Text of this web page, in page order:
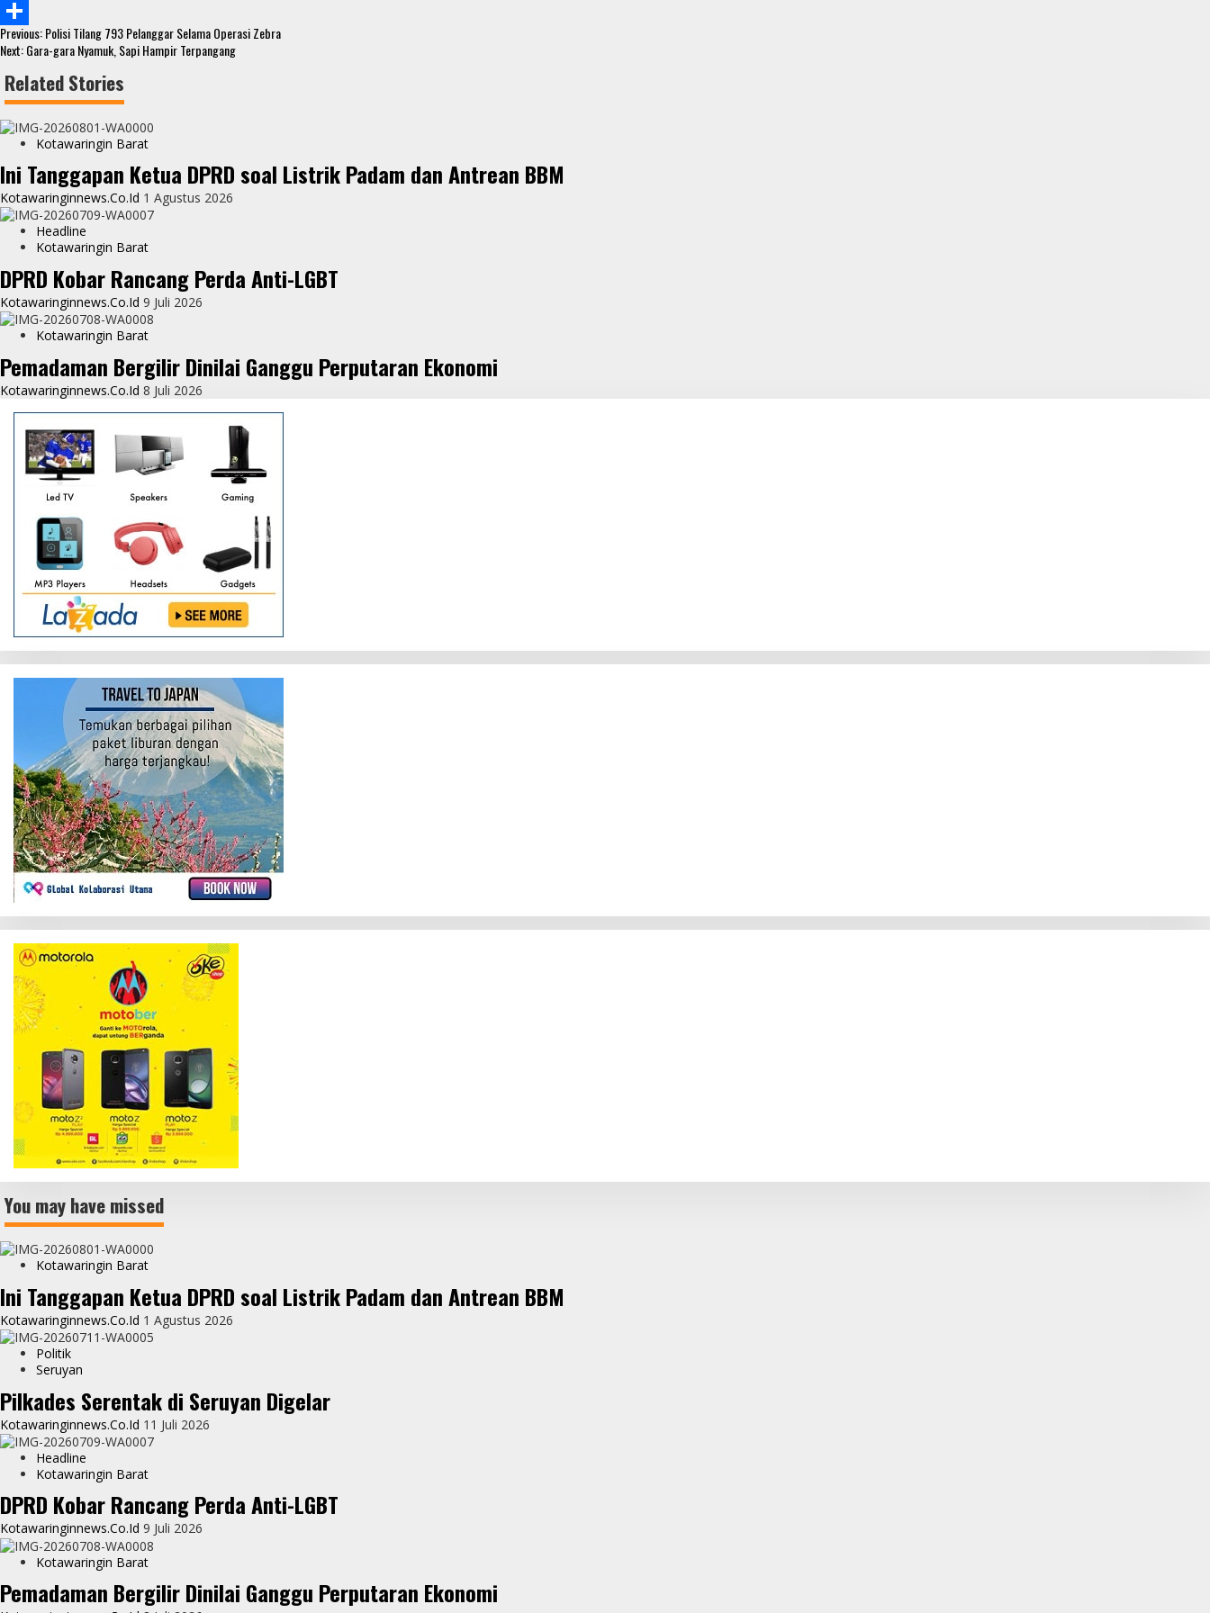
o
o
k
t
e
t
s
A
p
s
s
e
n
e
r
S
a
r
Continue
Reading
Previous:Polisi Tilang 793 Pelanggar Selama Operasi Zebra
Next:Gara-gara Nyamuk, Sapi Hampir Terpangang
Related Stories
Kotawaringin Barat
Ini Tanggapan Ketua DPRD soal Listrik Padam dan Antrean BBM
Kotawaringinnews.co.id 1 Agustus 2026
Headline
Kotawaringin Barat
DPRD Kobar Rancang Perda Anti-LGBT
Kotawaringinnews.co.id 9 Juli 2026
Kotawaringin Barat
Pemadaman Bergilir Dinilai Ganggu Perputaran Ekonomi
Kotawaringinnews.co.id 8 Juli 2026
You may have missed
Kotawaringin Barat
Ini Tanggapan Ketua DPRD soal Listrik Padam dan Antrean BBM
Kotawaringinnews.co.id 1 Agustus 2026
Politik
Seruyan
Pilkades Serentak di Seruyan Digelar
Kotawaringinnews.co.id 11 Juli 2026
Headline
Kotawaringin Barat
DPRD Kobar Rancang Perda Anti-LGBT
Kotawaringinnews.co.id 9 Juli 2026
Kotawaringin Barat
Pemadaman Bergilir Dinilai Ganggu Perputaran Ekonomi